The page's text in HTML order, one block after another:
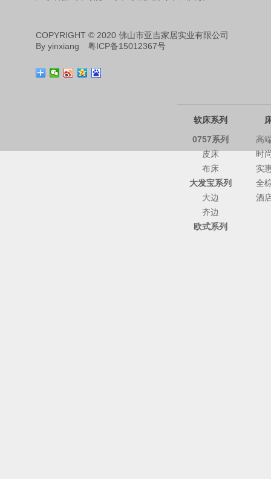
COPYRIGHT © 2020 佛山市亚吉家居实业有限公司
Byyinxiang 粤ICP备15012367号
软床系列
0757系列
皮床
布床
大发宝系列
大边
齐边
欧式系列
高
时
实
全
酒